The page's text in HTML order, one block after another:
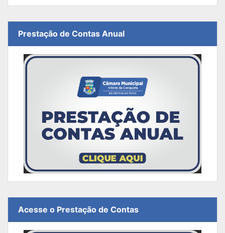
Prestação de Contas Anual
Acesse o Prestação de Contas